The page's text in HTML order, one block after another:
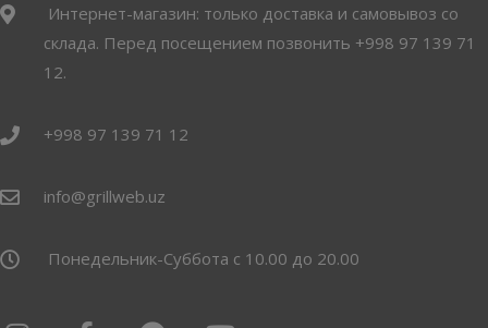
Интернет-магазин: только доставка и самовывоз со
склада. Перед посещением позвонить +998 97 139 71
12.
+998 97 139 71 12
info@grillweb.uz
Понедельник-Суббота с 10.00 до 20.00